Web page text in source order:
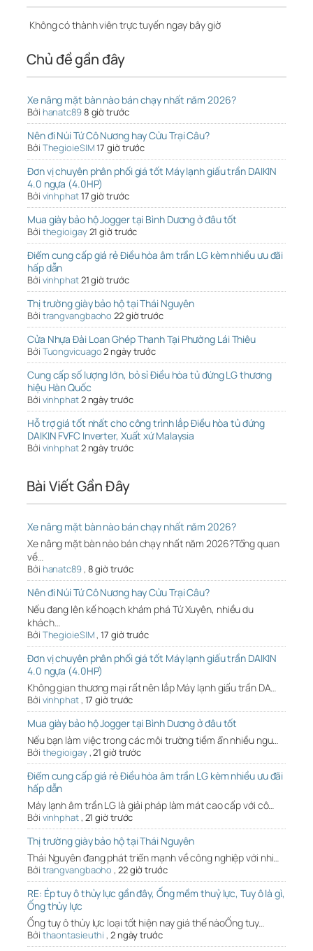
Không có thành viên trực tuyến ngay bây giờ
Chủ đề gần đây
Xe nâng mặt bàn nào bán chạy nhất năm 2026?
Bởi hanatc898 giờ trước
Nên đi Núi Tứ Cô Nương hay Cửu Trại Câu?
Bởi ThegioieSIM17 giờ trước
Đơn vị chuyên phân phối giá tốt Máy lạnh giấu trần DAIKIN
4.0 ngựa (4.0HP)
Bởi vinhphat17 giờ trước
Mua giày bảo hộ Jogger tại Bình Dương ở đâu tốt
Bởi thegioigay21 giờ trước
Điểm cung cấp giá rẻ Điều hòa âm trần LG kèm nhiều ưu đãi
hấp dẫn
Bởi vinhphat21 giờ trước
Thị trường giày bảo hộ tại Thái Nguyên
Bởi trangvangbaoho 22 giờ trước
Cửa Nhựa Đài Loan Ghép Thanh Tại Phường Lái Thiêu
Bởi Tuongvicuago2 ngày trước
Cung cấp số lượng lớn, bỏ sỉ Điều hòa tủ đứng LG thương
hiệu Hàn Quốc
Bởi vinhphat2 ngày trước
Hỗ trợ giá tốt nhất cho công trình lắp Điều hòa tủ đứng
DAIKIN FVFC Inverter, Xuất xứ Malaysia
Bởi vinhphat2 ngày trước
Bài Viết Gần Đây
Xe nâng mặt bàn nào bán chạy nhất năm 2026?
Xe nâng mặt bàn nào bán chạy nhất năm 2026?Tổng quan
về…
Bởi hanatc89, 8 giờ trước
Nên đi Núi Tứ Cô Nương hay Cửu Trại Câu?
Nếu đang lên kế hoạch khám phá Tứ Xuyên, nhiều du
khách…
Bởi ThegioieSIM,17 giờ trước
Đơn vị chuyên phân phối giá tốt Máy lạnh giấu trần DAIKIN
4.0 ngựa (4.0HP)
Không gian thương mại rất nên lắp Máy lạnh giấu trần DA…
Bởi vinhphat, 17 giờ trước
Mua giày bảo hộ Jogger tại Bình Dương ở đâu tốt
Nếu bạn làm việc trong các môi trường tiềm ẩn nhiều ngu…
Bởi thegioigay,21 giờ trước
Điểm cung cấp giá rẻ Điều hòa âm trần LG kèm nhiều ưu đãi
hấp dẫn
Máy lạnh âm trần LG là giải pháp làm mát cao cấp với cô…
Bởi vinhphat, 21 giờ trước
Thị trường giày bảo hộ tại Thái Nguyên
Thái Nguyên đang phát triển mạnh về công nghiệp với nhi…
Bởi trangvangbaoho , 22 giờ trước
RE: Ép tuy ô thủy lực gần đây, Ống mềm thuỷ lực, Tuy ô là gì,
Ống thủy lực
Ống tuy ô thủy lực loại tốt hiện nay giá thế nàoỐng tuy…
Bởi thaontasieuthi , 2 ngày trước